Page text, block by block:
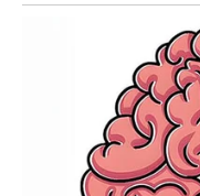
Čirevi ili rane na
slabijeg protoka
Gubitak dlaka na
dotoka hranjivih